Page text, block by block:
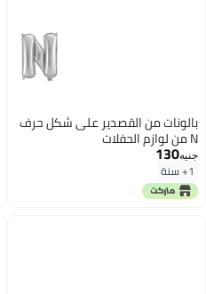
بالونات من القصدير على شكل حرف
N من لوازم الحفلات
جنيه130
1+ سنة